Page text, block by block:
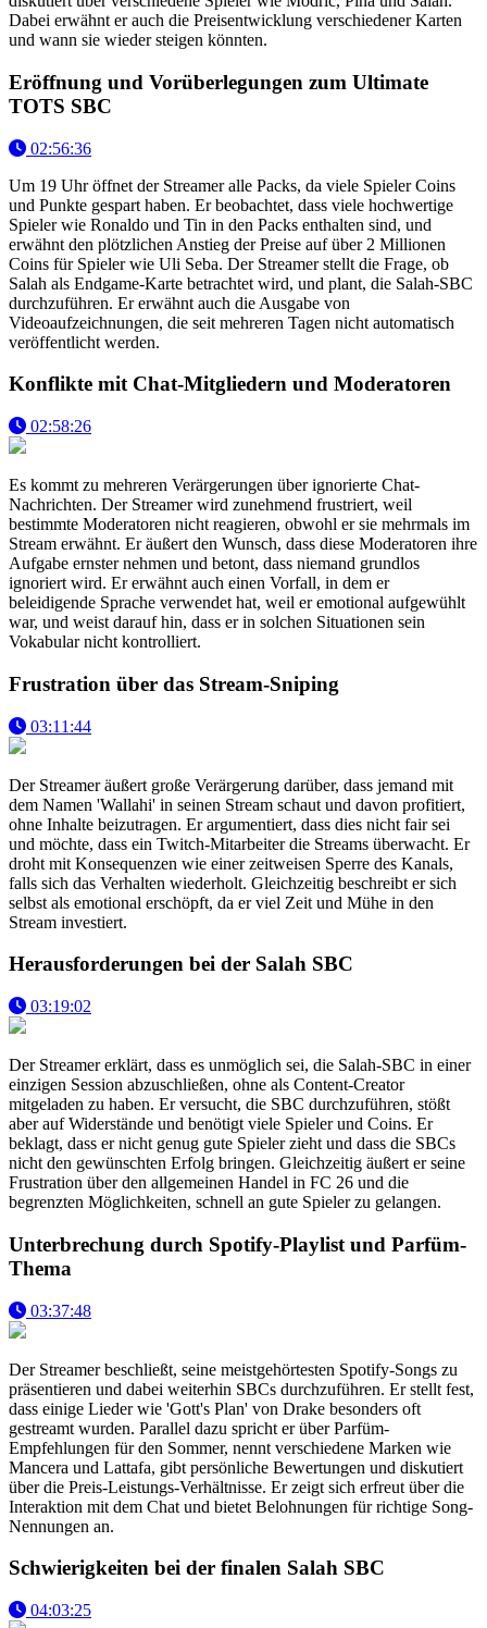
Dabei erwähnt er auch die Preisentwicklung verschiedener Karten
und wann sie wieder steigen könnten.
Eröffnung und Vorüberlegungen zum Ultimate
TOTS SBC
02:56:36
Um 19 Uhr öffnet der Streamer alle Packs, da viele Spieler Coins
und Punkte gespart haben. Er beobachtet, dass viele hochwertige
Spieler wie Ronaldo und Tin in den Packs enthalten sind, und
erwähnt den plötzlichen Anstieg der Preise auf über 2 Millionen
Coins für Spieler wie Uli Seba. Der Streamer stellt die Frage, ob
Salah als Endgame-Karte betrachtet wird, und plant, die Salah-SBC
durchzuführen. Er erwähnt auch die Ausgabe von
Videoaufzeichnungen, die seit mehreren Tagen nicht automatisch
veröffentlicht werden.
Konflikte mit Chat-Mitgliedern und Moderatoren
02:58:26
Es kommt zu mehreren Verärgerungen über ignorierte Chat-
Nachrichten. Der Streamer wird zunehmend frustriert, weil
bestimmte Moderatoren nicht reagieren, obwohl er sie mehrmals im
Stream erwähnt. Er äußert den Wunsch, dass diese Moderatoren ihre
Aufgabe ernster nehmen und betont, dass niemand grundlos
ignoriert wird. Er erwähnt auch einen Vorfall, in dem er
beleidigende Sprache verwendet hat, weil er emotional aufgewühlt
war, und weist darauf hin, dass er in solchen Situationen sein
Vokabular nicht kontrolliert.
Frustration über das Stream-Sniping
03:11:44
Der Streamer äußert große Verärgerung darüber, dass jemand mit
dem Namen 'Wallahi' in seinen Stream schaut und davon profitiert,
ohne Inhalte beizutragen. Er argumentiert, dass dies nicht fair sei
und möchte, dass ein Twitch-Mitarbeiter die Streams überwacht. Er
droht mit Konsequenzen wie einer zeitweisen Sperre des Kanals,
falls sich das Verhalten wiederholt. Gleichzeitig beschreibt er sich
selbst als emotional erschöpft, da er viel Zeit und Mühe in den
Stream investiert.
Herausforderungen bei der Salah SBC
03:19:02
Der Streamer erklärt, dass es unmöglich sei, die Salah-SBC in einer
einzigen Session abzuschließen, ohne als Content-Creator
mitgeladen zu haben. Er versucht, die SBC durchzuführen, stößt
aber auf Widerstände und benötigt viele Spieler und Coins. Er
beklagt, dass er nicht genug gute Spieler zieht und dass die SBCs
nicht den gewünschten Erfolg bringen. Gleichzeitig äußert er seine
Frustration über den allgemeinen Handel in FC 26 und die
begrenzten Möglichkeiten, schnell an gute Spieler zu gelangen.
Unterbrechung durch Spotify-Playlist und Parfüm-
Thema
03:37:48
Der Streamer beschließt, seine meistgehörtesten Spotify-Songs zu
präsentieren und dabei weiterhin SBCs durchzuführen. Er stellt fest,
dass einige Lieder wie 'Gott's Plan' von Drake besonders oft
gestreamt wurden. Parallel dazu spricht er über Parfüm-
Empfehlungen für den Sommer, nennt verschiedene Marken wie
Mancera und Lattafa, gibt persönliche Bewertungen und diskutiert
über die Preis-Leistungs-Verhältnisse. Er zeigt sich erfreut über die
Interaktion mit dem Chat und bietet Belohnungen für richtige Song-
Nennungen an.
Schwierigkeiten bei der finalen Salah SBC
04:03:25